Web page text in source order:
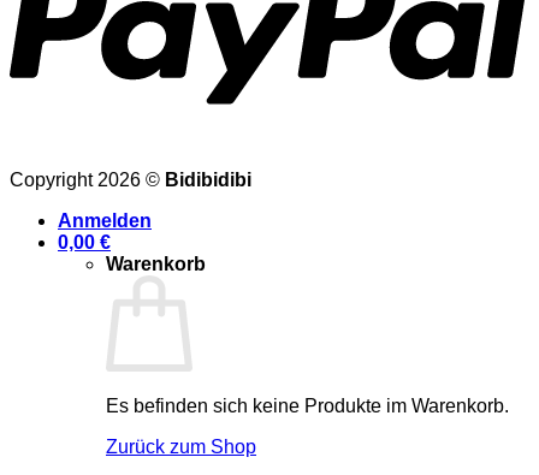
Copyright 2026 © Bidibidibi
Anmelden
0,00 €
Warenkorb
Es befinden sich keine Produkte im Warenkorb.
Zurück zum Shop